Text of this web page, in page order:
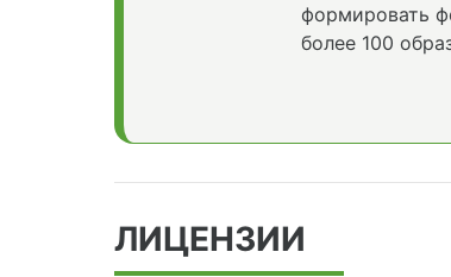
формировать
более 100
ЛИЦЕНЗИИ